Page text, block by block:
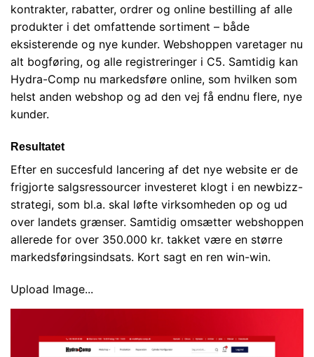
kontrakter, rabatter, ordrer og online bestilling af alle
produkter i det omfattende sortiment – både
eksisterende og nye kunder. Webshoppen varetager nu
alt bogføring, og alle registreringer i C5. Samtidig kan
Hydra-Comp nu markedsføre online, som hvilken som
helst anden webshop og ad den vej få endnu flere, nye
kunder.
Resultatet
Efter en succesfuld lancering af det nye website er de
frigjorte salgsressourcer investeret klogt i en newbizz-
strategi, som bl.a. skal løfte virksomheden op og ud
over landets grænser. Samtidig omsætter webshoppen
allerede for over 350.000 kr. takket være en større
markedsføringsindsats. Kort sagt en ren win-win.
Upload Image...